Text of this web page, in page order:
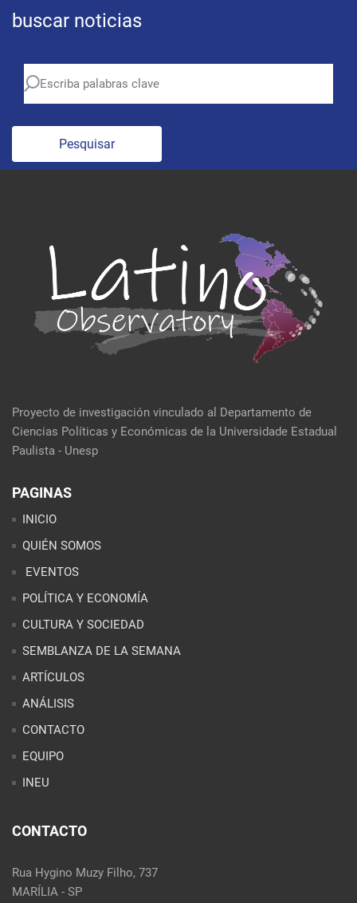
buscar noticias
Pesquisar
Proyecto de investigación vinculado al Departamento de
Ciencias Políticas y Económicas de la Universidade Estadual
Paulista - Unesp
PAGINAS
INICIO
QUIÉN SOMOS
EVENTOS
POLÍTICA Y ECONOMÍA
CULTURA Y SOCIEDAD
SEMBLANZA DE LA SEMANA
ARTÍCULOS
ANÁLISIS
CONTACTO
EQUIPO
INEU
CONTACTO
Rua Hygino Muzy Filho, 737
MARÍLIA - SP